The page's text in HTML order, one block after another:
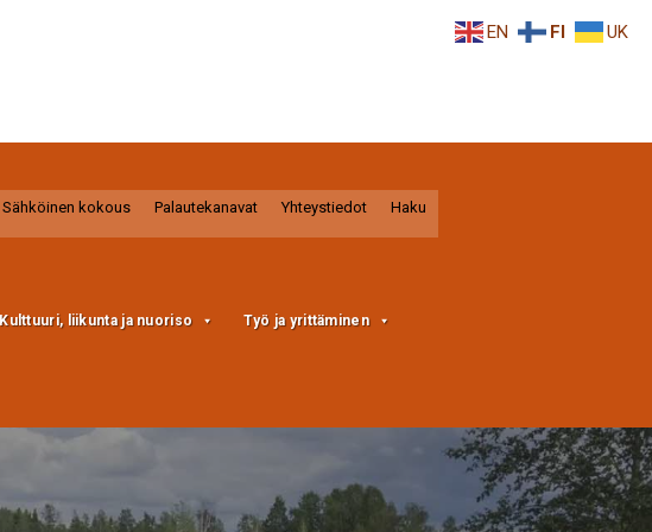
Sähköinen kokous Palautekanavat Yhteystiedot Haku
Kulttuuri, liikunta ja nuoriso Työ ja yrittäminen
EN FI UK